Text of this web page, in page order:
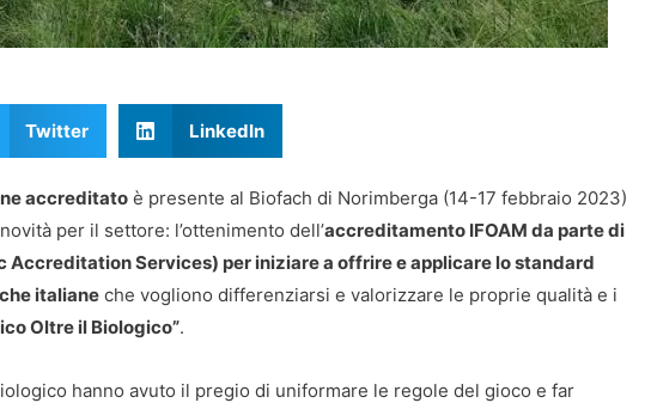
Twitter LinkedIn
accreditato è presente al Biofach di Norimberga (14-17 febbraio 2023)
per il settore: l’ottenimento dell’accreditamento IFOAM da parte di
Accreditation Services) per iniziare a offrire e applicare lo standard
italiane che vogliono differenziarsi e valorizzare le proprie qualità e i
Oltre il Biologico”.
hanno avuto il pregio di uniformare le regole del gioco e far